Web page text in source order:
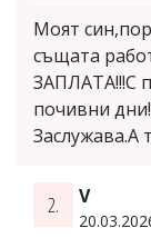
Моят
същата
ЗАПЛАТА!!!С
почивни
Заслужава.А
2. V